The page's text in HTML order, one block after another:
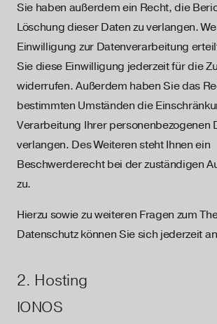
Sie haben außerdem ein Recht, die
Löschung dieser Daten zu verlangen.
Einwilligung zur Datenverarbeitung
Sie diese Einwilligung jederzeit für die
widerrufen. Außerdem haben Sie das
bestimmten Umständen die
Verarbeitung Ihrer personenbezogenen
verlangen. Des Weiteren steht Ihnen ein
Beschwerderecht bei der zuständigen
zu.
Hierzu sowie zu weiteren Fragen zum
Datenschutz können Sie sich jederzeit
2. Hosting
IONOS